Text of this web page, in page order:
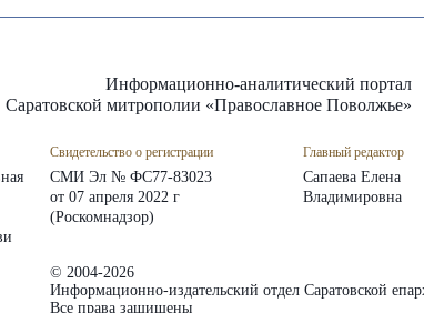
Информационно-аналитический портал
Саратовской митрополии «Православное Поволжье»
Свидетельство о регистрации
СМИ Эл № ФС77-83023
от 07 апреля 2022 г
(Роскомнадзор)
Главный редактор
Сапаева Елена
Владимировна
© 2004-2026
Информационно-издательский отдел Саратовской
Все права защищены